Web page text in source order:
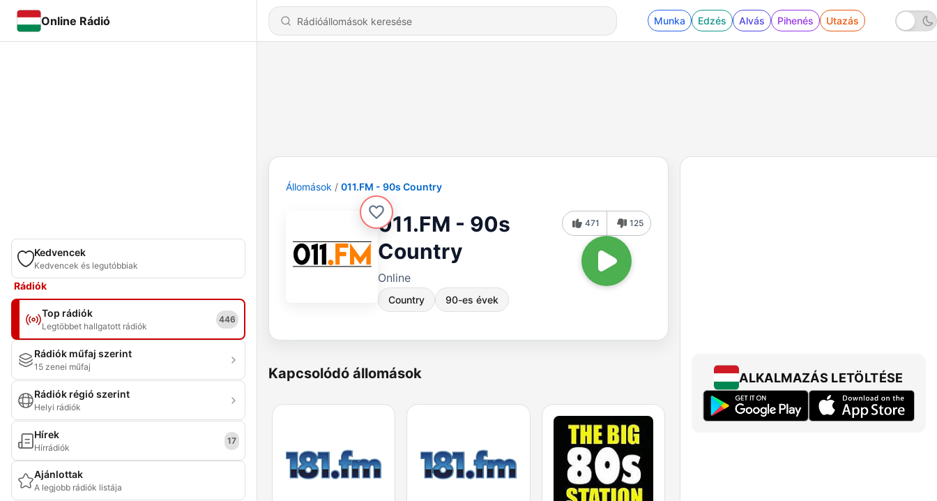
Online Rádió Munka Edzés Alvás Pihenés Utazás
Kedvencek
Kedvencek és legutóbbiak
Rádiók
Top rádiók
Legtöbbet hallgatott rádiók
446
Rádiók műfaj szerint
15 zenei műfaj
Rádiók régió szerint
Helyi rádiók
Hírek
Hírrádiók
17
Ajánlottak
A legjobb rádiók listája
Állomások 011.FM - 90s Country
011.FM - 90s
Country
Online
Country 90-es évek
471 125
Kapcsolódó állomások ALKALMAZÁS LETÖLTÉSE